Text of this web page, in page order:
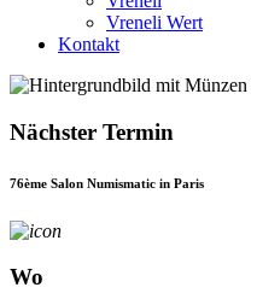
Vreneli Wert
Kontakt
Nächster Termin
76ème Salon Numismatic in Paris
Wo